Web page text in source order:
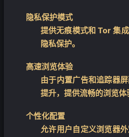
隐私保护模式
提供无痕模式和 Tor 集
隐私保护。
高速浏览体验
由于内置广告和追踪器
提升，提供流畅的浏览体
个性化配置
允许用户自定义浏览器